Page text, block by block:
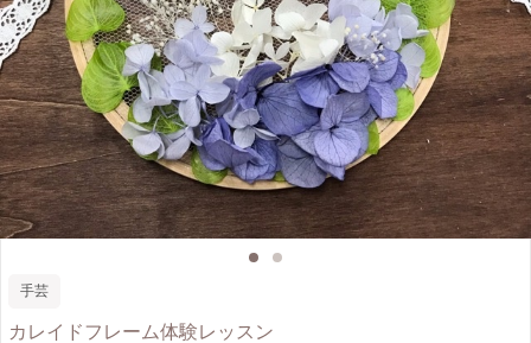
手芸
カレイドフレーム体験レッスン